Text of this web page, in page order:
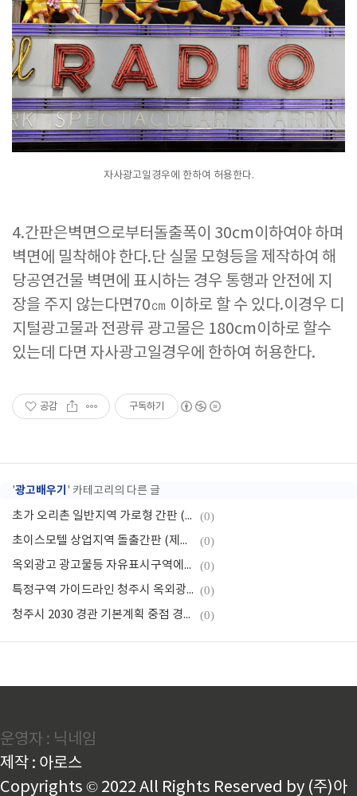
자사광고일경우에 한하여 허용한다.
4.간판은벽면으로부터돌출폭이 30cm이하여야 하며
벽면에 밀착해야 한다.단 실물 모형등을 제작하여 해
당공연건물 벽면에 표시하는 경우 통행과 안전에 지
장을 주지 않는다면70㎝ 이하로 할 수 있다.이경우 디
지털광고물과 전광류 광고물은 180cm이하로 할수
있는데 다면 자사광고일경우에 한하여 허용한다.
공감 구독하기
'광고배우기 ' 카테고리의 다른 글
초가 오리촌 일반지역 가로형 간판 (제작:동광네온) (0)
초이스모텔 상업지역 돌출간판 (제작:동광네온) (0)
옥외광고 광고물등 자유표시구역에서 표시방법 (0)
특정구역 가이드라인 청주시 옥외광고물 (0)
청주시 2030 경관 기본계획 중점 경관관리구역 2탄 (0)
운영자 : 닉네임
제작 : 아로스
Copyrights © 2022 All Rights Reserved by (주)아